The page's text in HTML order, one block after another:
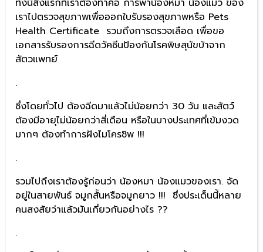
เราไปตรวจสุขภาพเพื่อออกใบรับรองสุขภาพหรือ Pets
Health Certificate รวมถึงการตรวจเลือด เพื่อขอ
เอกสารรับรองการฉีดวัคซีนป้องกันโรคพิษสุนัขบ้าจาก
สัตวแพทย์
.
ซึ่งโดยทั่วไป ต้องฉีดมาแล้วไม่น้อยกว่า 30 วัน และสัตว์
ต้องมีอายุไม่น้อยกว่าสี่เดือน หรือในบางประเทศที่เข้มงวด
มากๆ ต้องทำการฝังไมโครชิพ !!!
.
รวมไปถึงเราต้องรู้ก่อนว่า น้องหมา น้องแมวของเรา. จัด
อยู่ในสายพันธ์ จมูกสั้นหรือจมูกยาว !!! ซึ่งประเด็นนี้หลาย
คนสงสัยว่าแล้วมันเกี่ยวกันอย่างไร ??
.